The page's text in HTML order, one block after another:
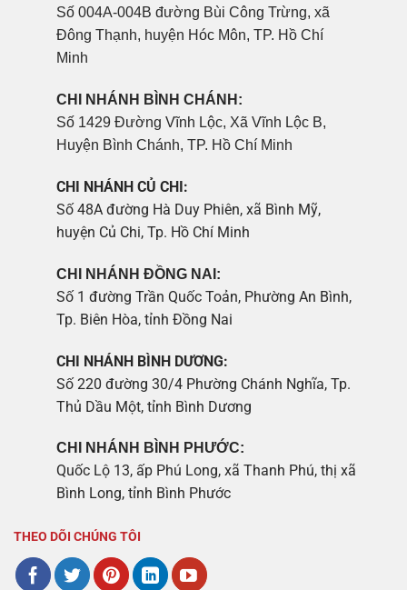
Số 004A-004B đường Bùi Công Trừng, xã
Đông Thạnh, huyện Hóc Môn, TP. Hồ Chí
Minh
CHI NHÁNH BÌNH CHÁNH:
Số 1429 Đường Vĩnh Lộc, Xã Vĩnh Lộc B,
Huyện Bình Chánh, TP. Hồ Chí Minh
CHI NHÁNH CỦ CHI:
Số 48A đường Hà Duy Phiên, xã Bình Mỹ,
huyện Củ Chi, Tp. Hồ Chí Minh
CHI NHÁNH ĐỒNG NAI:
Số 1 đường Trần Quốc Toản, Phường An Bình,
Tp. Biên Hòa, tỉnh Đồng Nai
CHI NHÁNH BÌNH DƯƠNG:
Số 220 đường 30/4 Phường Chánh Nghĩa, Tp.
Thủ Dầu Một, tỉnh Bình Dương
CHI NHÁNH BÌNH PHƯỚC:
Quốc Lộ 13, ấp Phú Long, xã Thanh Phú, thị xã
Bình Long, tỉnh Bình Phước
THEO DÕI CHÚNG TÔI